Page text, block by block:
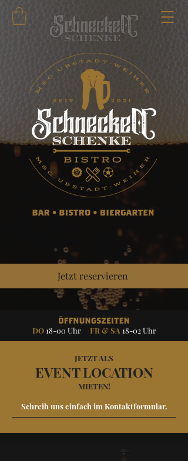
Jetzt reservieren
DO 18-00 Uhr FR & SA 18-02 Uhr
JETZT ALS
EVENT LOCATION
MIETEN!
Schreib uns einfach im Kontaktformular.